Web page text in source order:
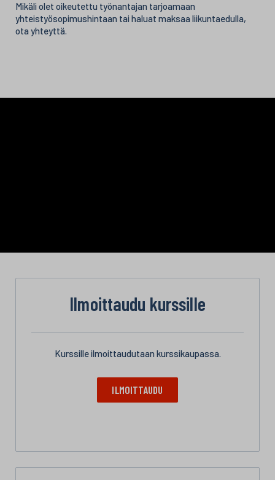
Mikäli olet oikeutettu työnantajan tarjoamaan
yhteistyösopimushintaan tai haluat maksaa liikuntaedulla,
ota yhteyttä.
Ilmoittaudu kurssille
Kurssille ilmoittaudutaan kurssikaupassa.
ILMOITTAUDU